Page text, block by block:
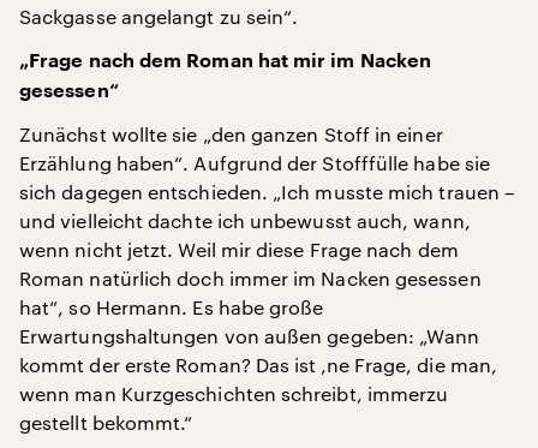
Sackgasse angelangt zu sein“.
„Frage nach dem Roman hat mir im Nacken
gesessen“
Zunächst wollte sie „den ganzen Stoff in einer
Erzählung haben“. Aufgrund der Stofffülle habe sie
sich dagegen entschieden. „Ich musste mich trauen –
und vielleicht dachte ich unbewusst auch, wann,
wenn nicht jetzt. Weil mir diese Frage nach dem
Roman natürlich doch immer im Nacken gesessen
hat“, so Hermann. Es habe große
Erwartungshaltungen von außen gegeben: „Wann
kommt der erste Roman? Das ist ‚ne Frage, die man,
wenn man Kurzgeschichten schreibt, immerzu
gestellt bekommt.“